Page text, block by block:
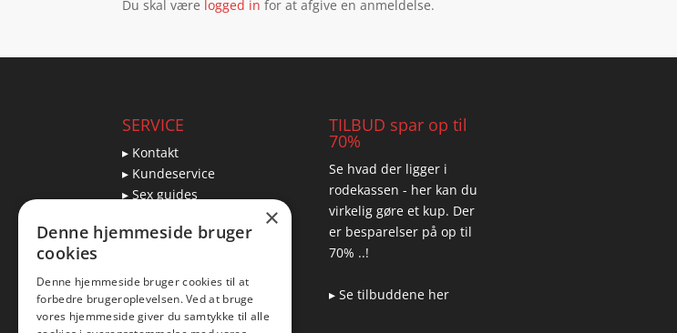
Du skal være logged in for at afgive en anmeldelse.
SERVICE
▸ Kontakt
▸ Kundeservice
▸ Sex guides
▸ Returnering
Blog
TILBUD spar op til
70%
Se hvad der ligger i
rodekassen - her kan du
virkelig gøre et kup. Der
er besparelser på op til
70% ..!
▸ Se tilbuddene her
×
Denne hjemmeside bruger
cookies
Denne hjemmeside bruger cookies til at
forbedre brugeroplevelsen. Ved at bruge
vores hjemmeside giver du samtykke til alle